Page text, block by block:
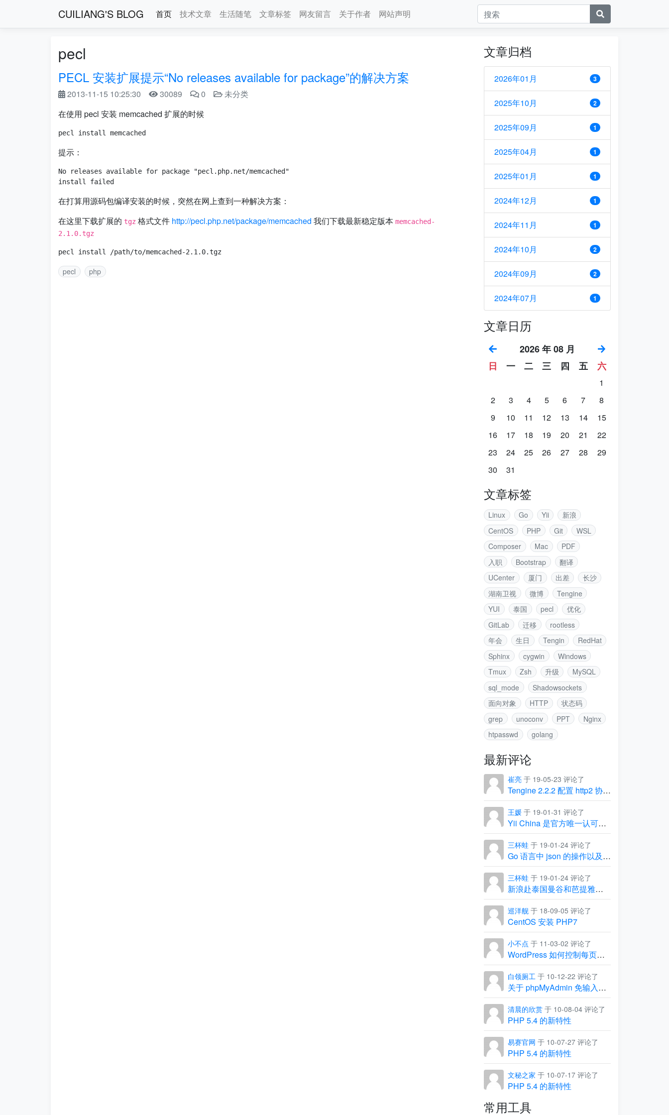
CUILIANG'S BLOG 首页 技术文章 生活随笔 文章标签 网友留言 关于作者 网站声明
pecl
PECL 安装扩展提示“No releases available for package”的解决方案
2013-11-15 10:25:30 30089 0
未分类
在使用 pecl 安装 memcached 扩展的时候
提示：
No releases available for package "pecl.php.net/memcached"
在打算用源码包编译安装的时候，突然在网上查到一种解决方案：
在这里下载扩展的 tgz 格式文件 http://pecl.php.net/package/memcached 我们下载最新稳定版本 memcached-
2.1.0.tgz
pecl php
文章归档
2026年01月 3
2025年10月 2
2025年09月 1
2025年04月 1
2025年01月 1
2024年12月 1
2024年11月 1
2024年10月 2
2024年09月 2
2024年07月 1
文章日历
2026 年 08 月
日
一 二 三 四 五 六
1
2
3 4 5 6 7
8
9
10 11 12 13 14
15
16
17 18 19 20 21
22
23
24 25 26 27 28
29
30
31
文章标签
Linux Go Yii
新浪
CentOS
PHP Git
WSL
Composer
Mac
PDF
入职
Bootstrap
翻译
UCenter
厦门 出差
长沙
湖南卫视
微博
Tengine
YUI
泰国 pecl
优化
GitLab
迁移
rootless
年会
生日 Tengin
RedHat
Sphinx
cygwin
Windows
Tmux
Zsh 升级
MySQL
sql_mode
Shadowsockets
面向对象
HTTP
状态码
grep
unoconv PPT
Nginx
htpasswd
golang
最新评论
崔亮 于 19-05-23 评论了
Tengine 2.2.2 配置 http2 协议出现的坑
王媛 于 19-01-31 评论了
Yii China 是官方唯一认可的中文社区
三杯蛙 于 19-01-24 评论了
Go 语言中 json 的操作以及常见问题
三杯蛙 于 19-01-24 评论了
新浪赴泰国曼谷和芭提雅团建
巡洋舰 于 18-09-05 评论了
CentOS 安装 PHP7
小不点 于 11-03-02 评论了
WordPress 如何控制每页显示的条数
白领厕工 于 10-12-22 评论了
关于 phpMyAdmin 免输入用户名和密码，直接进入管理界面
清晨的欣赏 于 10-08-04 评论了
PHP 5.4 的新特性
易赛官网 于 10-07-27 评论了
PHP 5.4 的新特性
文秘之家 于 10-07-17 评论了
PHP 5.4 的新特性
常用工具